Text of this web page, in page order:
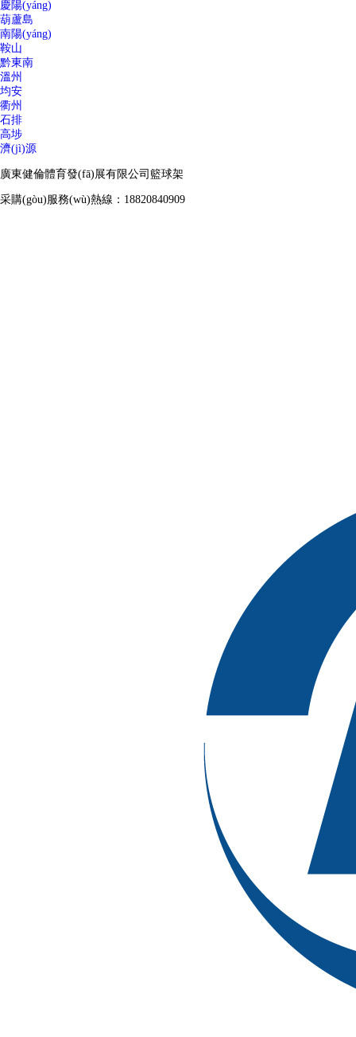
慶陽(yáng)
葫蘆島
南陽(yáng)
鞍山
黔東南
溫州
均安
衢州
石排
高埗
濟(jì)源
廣東健倫體育發(fā)展有限公司籃球架
采購(gòu)服務(wù)熱線：18820840909